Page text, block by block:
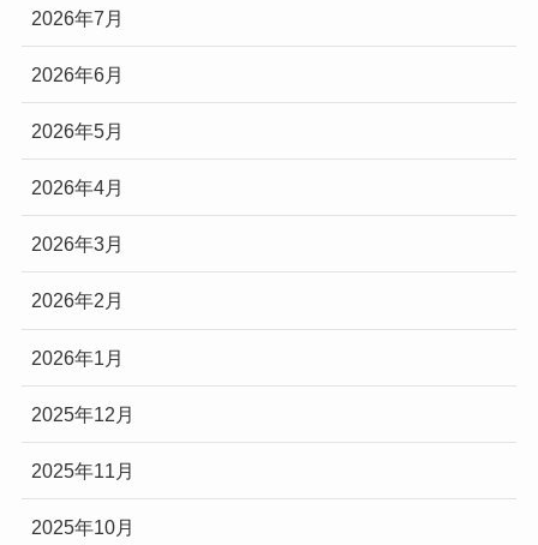
2026年7月
2026年6月
2026年5月
2026年4月
2026年3月
2026年2月
2026年1月
2025年12月
2025年11月
2025年10月